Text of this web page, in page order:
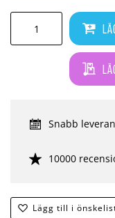
Lägg till i
Snabb
10000